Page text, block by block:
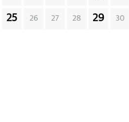
25 26 27 28 29 30